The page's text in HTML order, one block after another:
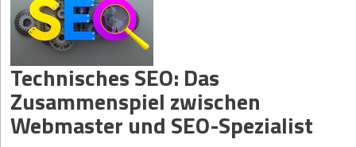
Technisches SEO: Das
Zusammenspiel zwischen
Webmaster und SEO-Spezialist